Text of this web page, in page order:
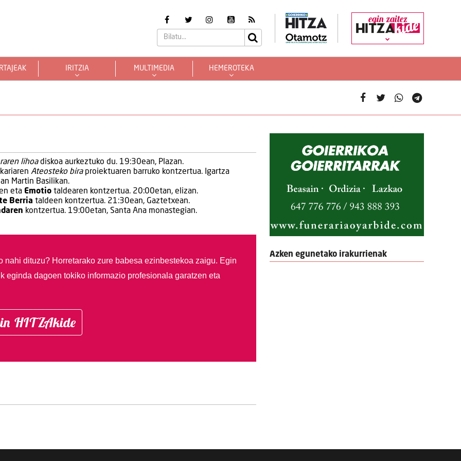
egin zaitez
IRITZIA MULTIMEDIA HEMEROTEKA
lihoadiskoa aurkeztuko du. 19:30ean, Plazan.
Ateosteko biraproiektuaren barruko kontzertua. Igartza
Martin Basilikan.
eta Emotio taldearen kontzertua. 20:00etan, elizan.
Berria taldeen kontzertua. 21:30ean, Gaztetxean.
kontzertua. 19:00etan, Santa Ana monastegian.
nahi dituzu? Horretarako zure babesa ezinbestekoa zaigu. Egin
eginda dagoen tokiko informazio profesionala garatzen eta
HITZAkide
Azken egunetako irakurrienak